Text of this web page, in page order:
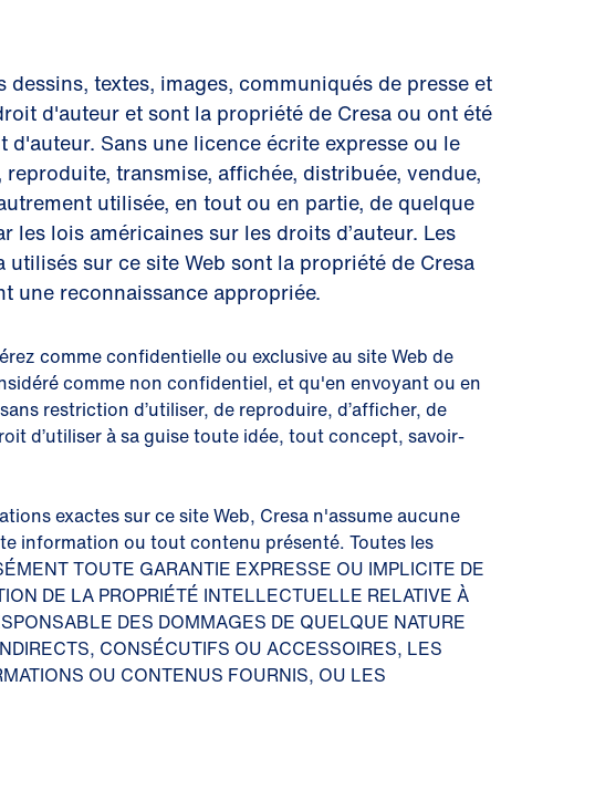
textes, images, communiqués de presse et
d'auteur et sont la propriété de Cresa ou ont été
Sans une licence écrite expresse ou le
transmise, affichée, distribuée, vendue,
utilisée, en tout ou en partie, de quelque
lois américaines sur les droits d’auteur. Les
sur ce site Web sont la propriété de Cresa
une reconnaissance appropriée.
comme confidentielle ou exclusive au site Web de
comme non confidentiel, et qu'en envoyant ou en
restriction d’utiliser, de reproduire, d’afficher, de
d’utiliser à sa guise toute idée, tout concept, savoir-
exactes sur ce site Web, Cresa n'assume aucune
information ou tout contenu présenté. Toutes les
TOUTE GARANTIE EXPRESSE OU IMPLICITE DE
DE LA PROPRIÉTÉ INTELLECTUELLE RELATIVE À
DES DOMMAGES DE QUELQUE NATURE
CONSÉCUTIFS OU ACCESSOIRES, LES
OU CONTENUS FOURNIS, OU LES